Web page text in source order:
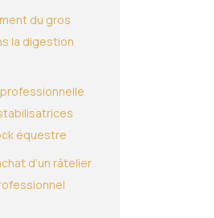
du gros
la digestion
équestre
d’un râtelier